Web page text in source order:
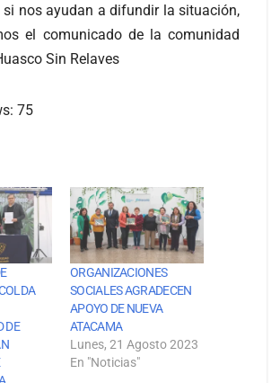
si nos ayudan a difundir la situación,
el comunicado de la comunidad
Sin Relaves
75
DE
ORGANIZACIONES
SOCIALES AGRADECEN
APOYO DE NUEVA
ATACAMA
Lunes, 21 Agosto 2023
En "Noticias"